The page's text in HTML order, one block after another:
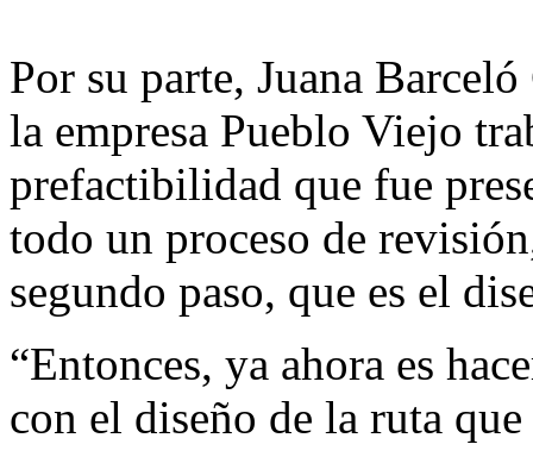
Por su parte, Juana
la empresa Pueblo Viejo
prefactibilidad que fue
todo un proceso de
segundo paso, que es el
“Entonces, ya ahora es
con el diseño de la ruta